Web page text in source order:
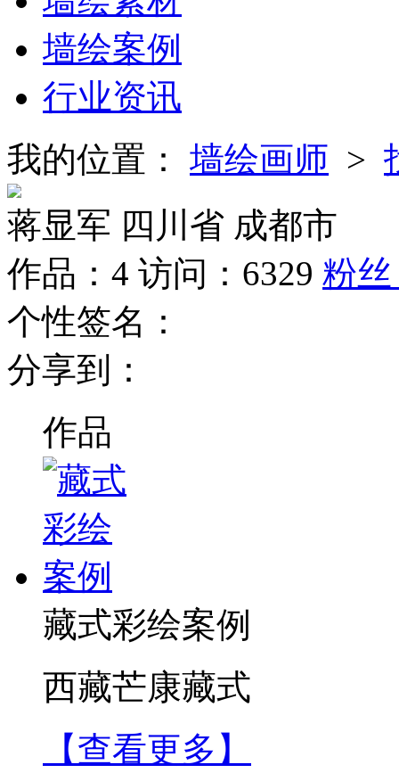
墙绘案例
行业资讯
我的位置：
墙绘画师 >
蒋显军 四川省 成都市
作品： 4 访问： 6329 粉
个性签名：
分享到：
作品
藏式彩绘案例
西藏芒康藏式
【查看更多】